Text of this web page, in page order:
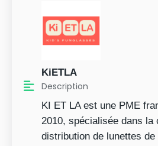
KiETLA
Description
KI ET LA est une PME
2010, spécialisée dans la
distribution de lunettes